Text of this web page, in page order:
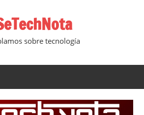
sobre tecnología